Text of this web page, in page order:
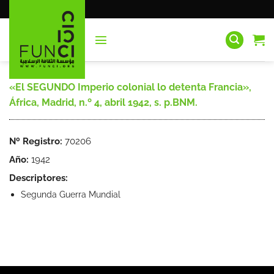
al
«El SEGUNDO Imperio colonial lo detenta Francia»,
África, Madrid, n.º 4, abril 1942, s. p.BNM.
Nº Registro: 70206
Año: 1942
Descriptores:
Segunda Guerra Mundial